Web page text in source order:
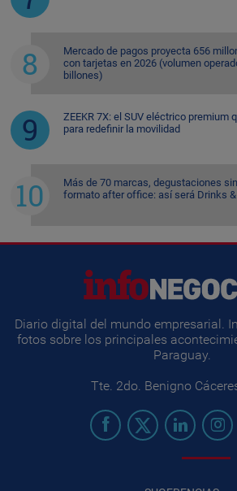
Mercado de pagos proyecta 656
con tarjetas en 2026 (volumen
billones)
ZEEKR 7X: el SUV eléctrico premium
para redefinir la movilidad
Más de 70 marcas, degustaciones
formato after office: así será Drinks
Diario digital del mundo empresarial.
fotos sobre los principales
Paraguay.
Tte. 2do. Benigno